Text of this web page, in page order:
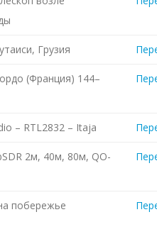
Грузия
(Франция) 144–
– RTL2832 – Itaja
2м, 40м, 80м, QO-
побережье